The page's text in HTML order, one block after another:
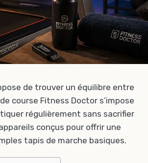
de trouver un équilibre entre
course Fitness Doctor s’impose
régulièrement sans sacrifier
conçus pour offrir une
tapis de marche basiques.